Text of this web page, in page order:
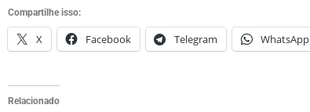
Compartilhe isso:
X Facebook Telegram WhatsApp
Relacionado